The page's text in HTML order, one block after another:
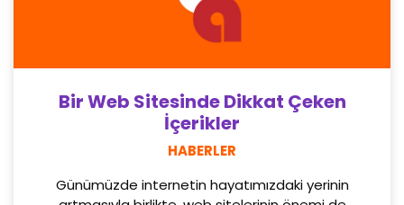
Bir Web Sitesinde Dikkat Çeken
İçerikler
HABERLER
Günümüzde internetin hayatımızdaki yerinin